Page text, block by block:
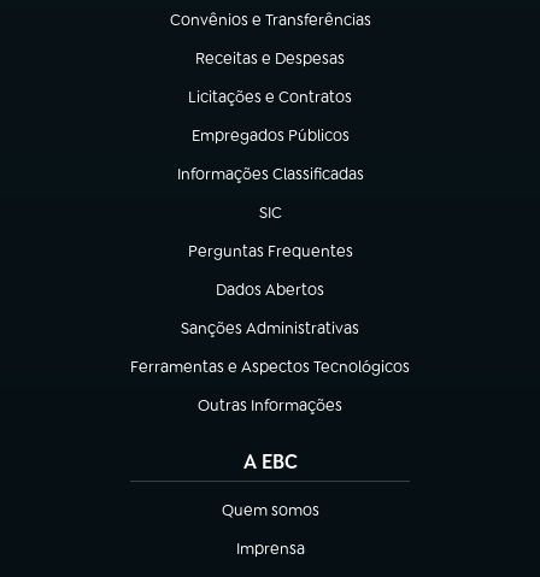
Convênios e Transferências
(abre em nova aba)
Receitas e Despesas
(abre em nova aba)
Licitações e Contratos
(abre em nova aba)
Empregados Públicos
(abre em nova aba)
Informações Classificadas
(abre em nova aba)
SIC
(abre em nova aba)
Perguntas Frequentes
(abre em nova aba)
Dados Abertos
(abre em nova aba)
Sanções Administrativas
(abre em nova aba)
Ferramentas e Aspectos Tecnológicos
(abre em nova aba)
Outras Informações
(abre em nova aba)
A EBC
Quem somos
(abre em nova aba)
Imprensa
(abre em nova aba)